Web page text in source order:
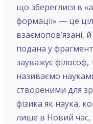
що збереглися в
формації» — це
взаємопов’язані,
подана у
зауважує філософ,
називаємо
створеними для
фізика як наука,
лише в Новий час,